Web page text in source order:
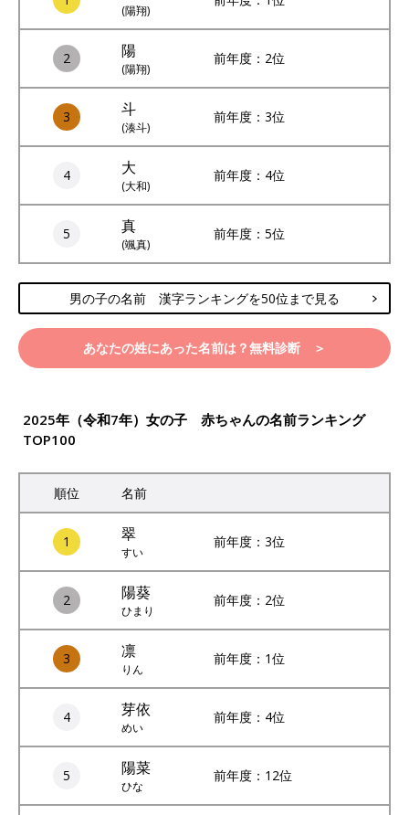
(陽翔)
2 陽
(陽翔)
前年度：2位
3 斗
(湊斗)
前年度：3位
4 大
(大和)
前年度：4位
5 真
(颯真)
前年度：5位
男の子の名前 漢字ランキングを50位まで見る
あなたの姓にあった名前は？無料診断 ＞
2025年（令和7年）女の子 赤ちゃんの名前ランキング
TOP100
順位 名前
1 翠
すい
前年度：3位
2 陽葵
ひまり
前年度：2位
3 凛
りん
前年度：1位
4 芽依
めい
前年度：4位
5 陽菜
ひな
前年度：12位